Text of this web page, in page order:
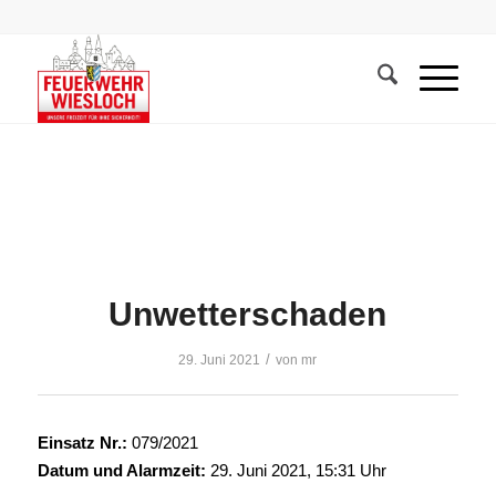
Unwetterschaden
29. Juni 2021 / von mr
Einsatz Nr.: 079/2021
Datum und Alarmzeit: 29. Juni 2021, 15:31 Uhr